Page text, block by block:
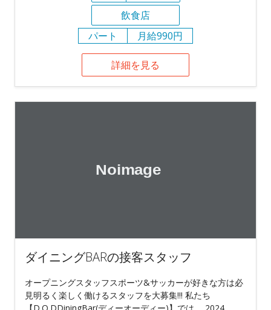
飲食店
パート
月給990円
詳細を見る
ダイニングBARの接客スタッフ
オープニングスタッフスポーツ&サッカーが好きな方は必
見明るく楽しく働けるスタッフを大募集!!! 私たち